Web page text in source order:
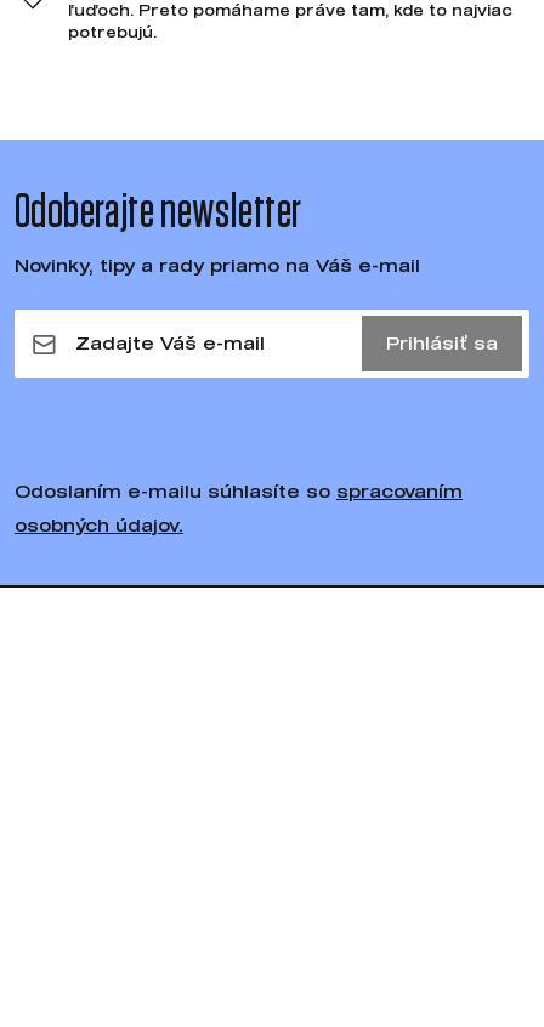
ľuďoch. Preto pomáhame práve tam, kde to najviac
potrebujú.
Odoberajte newsletter
Novinky, tipy a rady priamo na Váš e-mail
Prihlásiť sa
Odoslaním e-mailu súhlasíte so spracovaním
osobných údajov.